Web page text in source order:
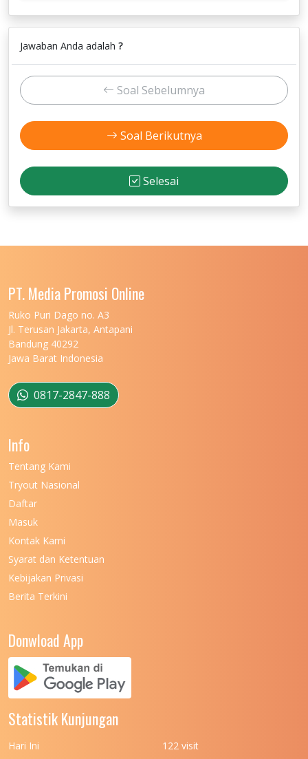
Jawaban Anda adalah ?
Soal Sebelumnya
Soal Berikutnya
Selesai
PT. Media Promosi Online
Ruko Puri Dago no. A3
Jl. Terusan Jakarta, Antapani
Bandung 40292
Jawa Barat Indonesia
0817-2847-888
Info
Tentang Kami
Tryout Nasional
Daftar
Masuk
Kontak Kami
Syarat dan Ketentuan
Kebijakan Privasi
Berita Terkini
Donwload App
Statistik Kunjungan
Hari Ini
122 visit